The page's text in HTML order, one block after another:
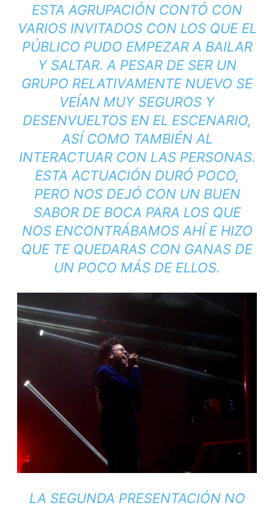
ESTA AGRUPACIÓN CONTÓ CON
VARIOS INVITADOS CON LOS QUE EL
PÚBLICO PUDO EMPEZAR A BAILAR
Y SALTAR. A PESAR DE SER UN
GRUPO RELATIVAMENTE NUEVO SE
VEÍAN MUY SEGUROS Y
DESENVUELTOS EN EL ESCENARIO,
ASÍ COMO TAMBIÉN AL
INTERACTUAR CON LAS PERSONAS.
ESTA ACTUACIÓN DURÓ POCO,
PERO NOS DEJÓ CON UN BUEN
SABOR DE BOCA PARA LOS QUE
NOS ENCONTRÁBAMOS AHÍ E HIZO
QUE TE QUEDARAS CON GANAS DE
UN POCO MÁS DE ELLOS.
LA SEGUNDA PRESENTACIÓN NO